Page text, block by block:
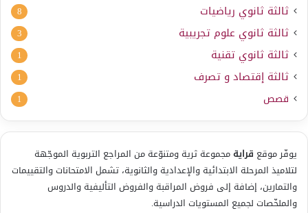
ثالثة ثانوي رياضيات 8
ثالثة ثانوي علوم تجريبية 3
ثالثة ثانوي تقنية 1
ثالثة إقتصاد و تصرف 1
قصص 1
يوفّر موقع قرايةمجموعة ثرية ومتنوّعة من المراجع التربوية الموجّهة
لتلاميذ المرحلة الابتدائية والإعدادية والثانوية، تشمل الامتحانات والتقييمات
والتمارين، إضافة إلى فروض المراقبة والفروض التأليفية والدروس
والملخّصات لجميع المستويات الدراسية.